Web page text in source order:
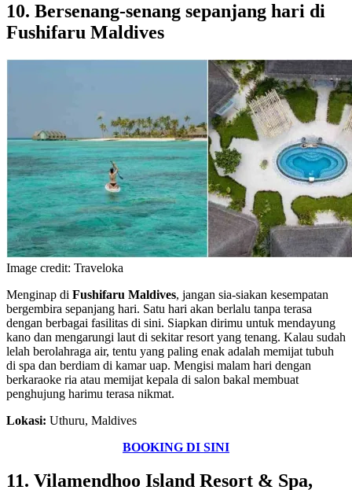
10. Bersenang-senang sepanjang hari di
Fushifaru Maldives
Image credit: Traveloka
Menginap di Fushifaru Maldives, jangan sia-siakan kesempatan
bergembira sepanjang hari. Satu hari akan berlalu tanpa terasa
dengan berbagai fasilitas di sini. Siapkan dirimu untuk mendayung
kano dan mengarungi laut di sekitar resort yang tenang. Kalau sudah
lelah berolahraga air, tentu yang paling enak adalah memijat tubuh
di spa dan berdiam di kamar uap. Mengisi malam hari dengan
berkaraoke ria atau memijat kepala di salon bakal membuat
penghujung harimu terasa nikmat.
Lokasi: Uthuru, Maldives
BOOKING DI SINI
11. Vilamendhoo Island Resort & Spa,